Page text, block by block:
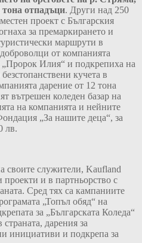
тона отпадъци. Други над 250
проект с Българския
за премаркирането и
маршрути в
от компанията
„Пророк Илия“ и подкрепиха на
кучета в
дарение от 12 тона
вътрешен коледен базар на
на компанията и нейните
„За нашите деца“, за
лв.
своите служители, Kaufland
проекти и в партньорство с
Сред тях са кампаниите
„Топъл обяд“ на
за „Българската Коледа“
дарения за
инициативи и подкрепа за